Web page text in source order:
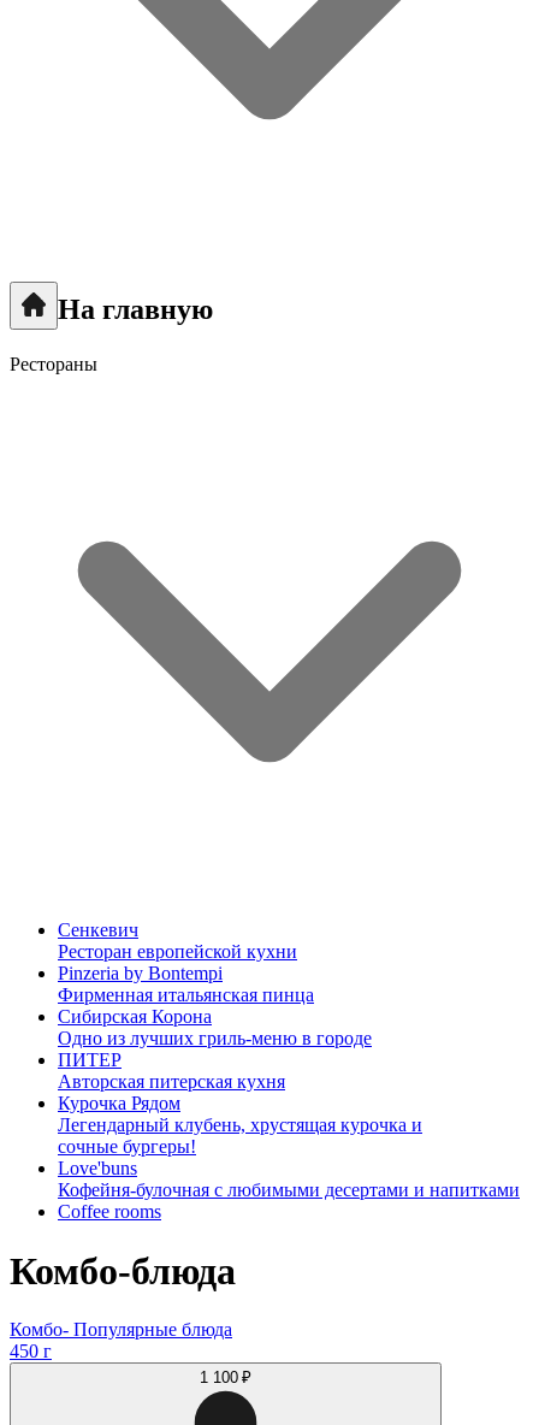
На главную
Рестораны
Сенкевич
Ресторан европейской кухни
Pinzeria by Bontempi
Фирменная итальянская пинца
Сибирская Корона
Одно из лучших гриль-меню в городе
ПИТЕР
Авторская питерская кухня
Курочка Рядом
Легендарный клубень, хрустящая курочка и
сочные бургеры!
Love'buns
Кофейня-булочная с любимыми десертами и напитками
Coffee rooms
Комбо-блюда
Комбо- Популярные блюда
450 г
1 100 ₽